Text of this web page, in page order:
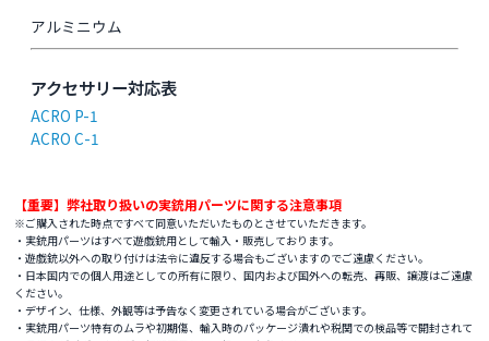
アルミニウム
アクセサリー対応表
ACRO P-1
ACRO C-1
【重要】弊社取り扱いの実銃用パーツに関する注意事項
※ご購入された時点ですべて同意いただいたものとさせていただきます。
・実銃用パーツはすべて遊戯銃用として輸入・販売しております。
・遊戯銃以外への取り付けは法令に違反する場合もございますのでご遠慮ください。
・日本国内での個人用途としての所有に限り、国内および国外への転売、再販、譲渡はご遠慮
ください。
・デザイン、仕様、外観等は予告なく変更されている場合がございます。
・実銃用パーツ特有のムラや初期傷、輸入時のパッケージ潰れや税関での検品等で開封されて